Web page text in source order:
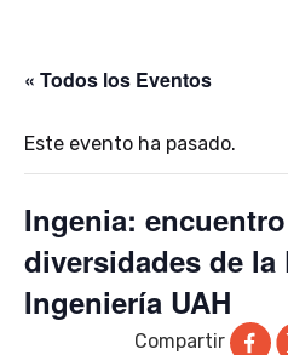
« Todos los Eventos
Este evento ha pasado.
Ingenia:
diversidades de la
Ingeniería UAH
Compartir